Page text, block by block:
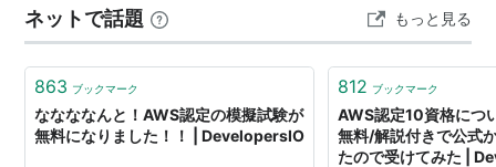
ネットで話題 もっと見る
863 ブックマーク
ななななんと！AWS認定の模擬試験が
無料になりました！！ | DevelopersIO
812 ブックマーク
AWS認定10資格につ
無料/解説付きで公式
たので受けてみた |